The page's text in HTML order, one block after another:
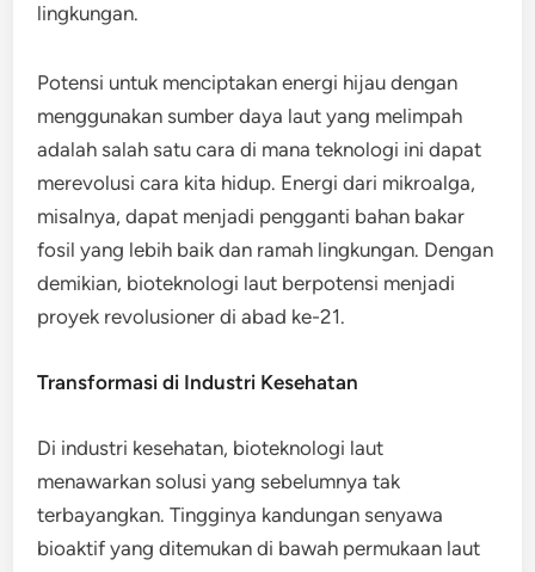
lingkungan.
Potensi untuk menciptakan energi hijau dengan
menggunakan sumber daya laut yang melimpah
adalah salah satu cara di mana teknologi ini dapat
merevolusi cara kita hidup. Energi dari mikroalga,
misalnya, dapat menjadi pengganti bahan bakar
fosil yang lebih baik dan ramah lingkungan. Dengan
demikian, bioteknologi laut berpotensi menjadi
proyek revolusioner di abad ke-21.
Transformasi di Industri Kesehatan
Di industri kesehatan, bioteknologi laut
menawarkan solusi yang sebelumnya tak
terbayangkan. Tingginya kandungan senyawa
bioaktif yang ditemukan di bawah permukaan laut